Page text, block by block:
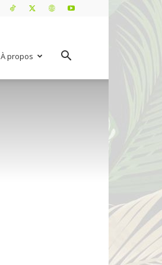
À propos